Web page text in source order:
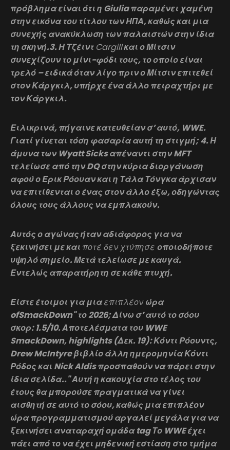
πρόβλημα είναι ότι η Giulia παραμένει χαμένη
στην εικόνα του τίτλου των ΗΠΑ, καθώς και μια
συνεχής ανακύκλωση των παλαιστών στην ίδια
τη σκηνή.3. Η Τζέιντ Cargillκαι ο Μίτσιν
συνεχίζουν το μίνι-φόδι τους, το οποίο είναι
τρελό – ειδικά όταν λίγο πριν ο Μίτσιν επιτεθεί
στον Κάργκιλ, υπήρχε ένα άλλο πειραχτήρι με
τον Κάργκιλ.
Ειλικρινά, πήγαινε κατευθείαν σ’ αυτό, WWE.
Γιατί γίνεται τόση φασαρία αυτή τη στιγμή; 4. Η
άμυνα των Wyatt Sicks απέναντι στην MFT
τελείωσε από την DQ στην κύρια διοργάνωση
αφού ο Έρικ Ρόουαν και η Τάλα Τόνγκα άρχισαν
να επιτίθενται ο ένας στον άλλο έξω, οδηγώντας
όλους τους άλλους να εμπλακούν.
Αυτός ο αγώνας ήταν αδιάφορος για να
ξεκινήσει με και ποτέ δεν χτύπησε οποιοδήποτε
υψηλό σημείο. Μετά τελείωσε με καυγά.
Εντελώς απαρατήρητη σε κάθε πτυχή.
Είστε έτοιμοι για μιαεπιπλέονώρα
ofSmackDown" το 2026; Δίνω σ’ αυτό το σόου
σκορ: 1.5/10. Αποτελέσματα του WWE
SmackDown, highlights (Δεκ. 19): Κόντι Ρόουντς,
Drew McIntyre βιβλίο άλλη ημερομηνία Κόντι
Ρόδος και Nick Aldis προσπαθούν να πάρει στην
ίδια σελίδα.." Αυτή η κακουχία στο τέλος του
έτους θα μπορούσε πραγματικά να γίνει
αισθητή σε αυτό το σόου, καθώς μια επιπλέον
ώρα προγραμματισμού αργαλεί μεγάλα για να
ξεκινήσει αναταραχή ομάδα tag Το WWE έχει
πάει από το να έχει μηδενική εστίαση στο τμήμα